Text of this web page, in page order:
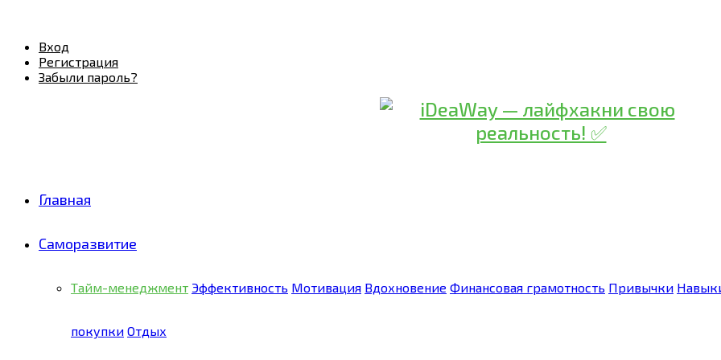
Вход
Регистрация
Забыли пароль?
Главная
Саморазвитие
Тайм-менеджмент Эффективность Мотивация Вдохновение Финансовая грамотность Привычки
покупки Отдых